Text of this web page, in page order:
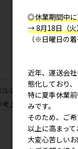
ルレ バッグＭ
上代
3,200円
◎休業期間中
→ 8月18日（火
（※日曜日の
近年、運送会
態化しており、
特に夏季休業
みです。
そのため、ご
以上に高まって
大変心苦しい